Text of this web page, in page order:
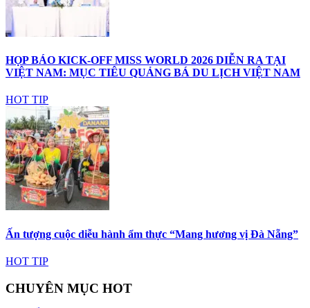
HỌP BÁO KICK-OFF MISS WORLD 2026 DIỄN RA TẠI
VIỆT NAM: MỤC TIÊU QUẢNG BÁ DU LỊCH VIỆT NAM
HOT TIP
Ấn tượng cuộc diễu hành ẩm thực “Mang hương vị Đà Nẵng”
HOT TIP
CHUYÊN MỤC HOT